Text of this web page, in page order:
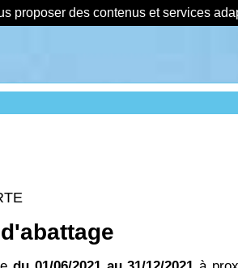
proposer des contenus et services